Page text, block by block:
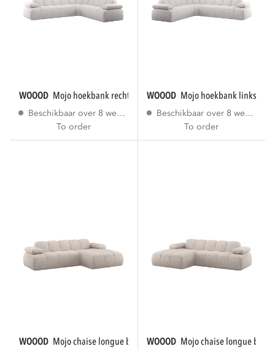
WOOOD mojo hoekbank rechts bouclé ecru...
Beschikbaar over 8 weken
To order
WOOOD mojo hoekbank links
Beschikbaar over 8 weken
To order
WOOOD mojo chaise longue bank rechts...
WOOOD mojo chaise longue